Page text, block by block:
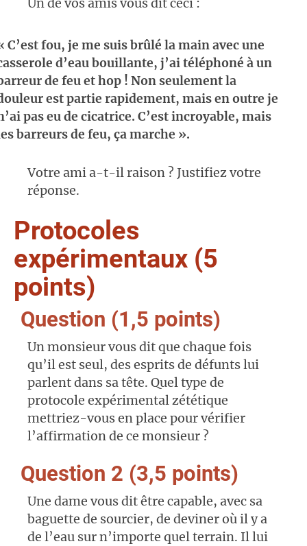
C’est fou, je me suis brûlé la main avec une
d’eau bouillante, j’ai téléphoné à un
de feu et hop ! Non seulement la
est partie rapidement, mais en outre je
pas eu de cicatrice. C’est incroyable, mais
barreurs de feu, ça marche ».
Votre ami a-t-il raison ? Justifiez votre
réponse.
Protocoles
expérimentaux (5
points)
Question (1,5 points)
Un monsieur vous dit que chaque fois
qu’il est seul, des esprits de défunts lui
parlent dans sa tête. Quel type de
protocole expérimental zététique
mettriez-vous en place pour vérifier
l’affirmation de ce monsieur ?
Question 2 (3,5 points)
Une dame vous dit être capable, avec sa
baguette de sourcier, de deviner où il y a
de l’eau sur n’importe quel terrain. Il lui